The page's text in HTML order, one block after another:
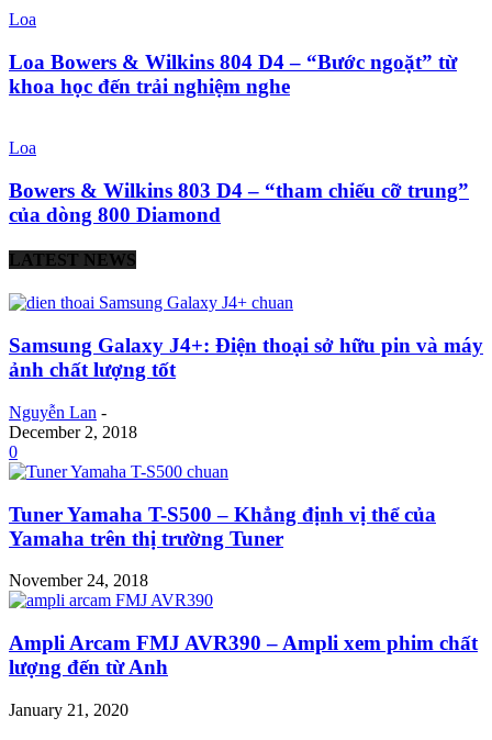
Loa
Loa Bowers & Wilkins 804 D4 – “Bước ngoặt” từ
khoa học đến trải nghiệm nghe
Loa
Bowers & Wilkins 803 D4 – “tham chiếu cỡ trung”
của dòng 800 Diamond
LATEST NEWS
Samsung Galaxy J4+: Điện thoại sở hữu pin và máy
ảnh chất lượng tốt
Nguyễn Lan -
December 2, 2018
0
Tuner Yamaha T-S500 – Khẳng định vị thể của
Yamaha trên thị trường Tuner
November 24, 2018
Ampli Arcam FMJ AVR390 – Ampli xem phim chất
lượng đến từ Anh
January 21, 2020